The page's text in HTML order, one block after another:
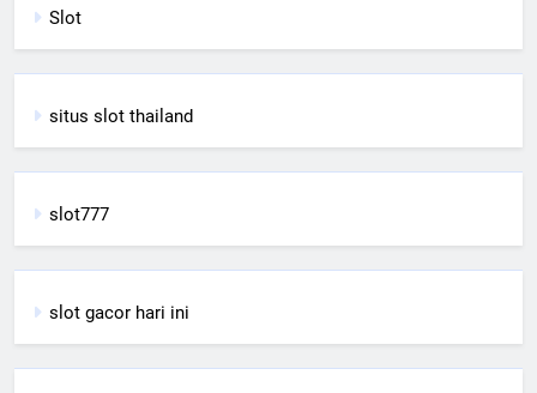
Slot
situs slot thailand
slot777
slot gacor hari ini